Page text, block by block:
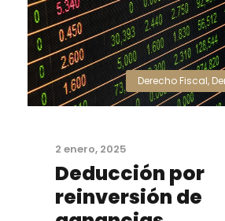
Derecho Fiscal,
2 enero, 2025
Deducción por
reinversión de